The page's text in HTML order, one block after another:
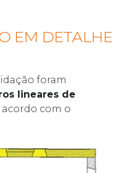
EM DETALHE
foram
lineares de
acordo com o